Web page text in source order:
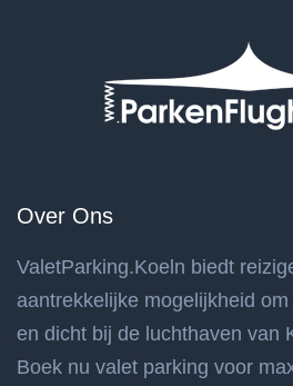
Over Ons
ValetParking.Koeln biedt
aantrekkelijke mogelijkheid
en dicht bij de luchthaven van
Boek nu valet parking voor